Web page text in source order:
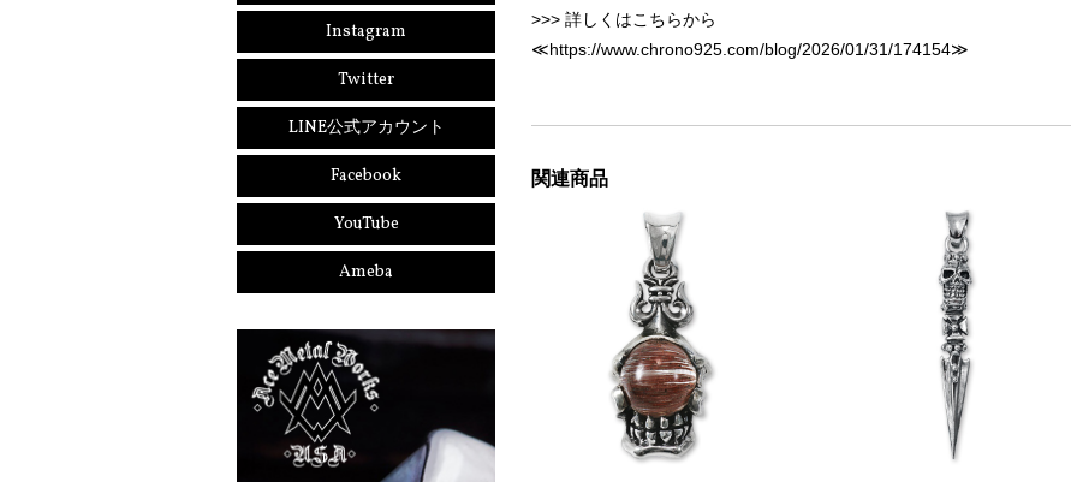
>>> 詳しくはこちらから
≪https://www.chrono925.com/blog/2026/01/31/174154≫
関連商品
Instagram
Twitter
LINE公式アカウント
Facebook
YouTube
Ameba